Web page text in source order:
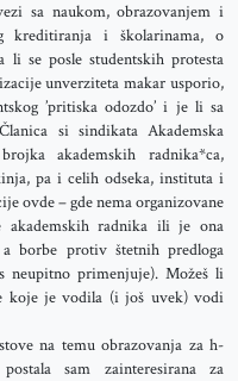
sa naukom, obrazovanjem i
kreditiranja i školarinama, o
se posle studentskih protesta
unverziteta makar usporio,
’pritiska odozdo’ i je li sa
si sindikata Akademska
akademskih radnika*ca,
pa i celih odseka, instituta i
ovde – gde nema organizovane
akademskih radnika ili je ona
borbe protiv štetnih predloga
neupitno primenjuje). Možeš li
koje je vodila (i još uvek) vodi
na temu obrazovanja za h-
sam zainteresirana za